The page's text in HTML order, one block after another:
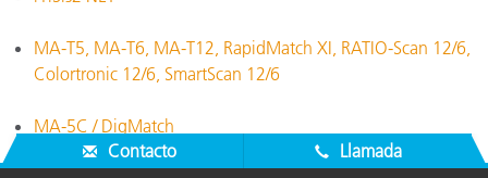
MA-T5, MA-T6, MA-T12, RapidMatch XI, RATIO-Scan 12/6,
Colortronic 12/6, SmartScan 12/6
MA-5C / DigMatch
Contacto
Llamada